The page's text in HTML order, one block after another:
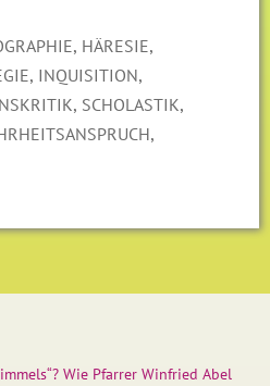
, HÄRESIE,
, INQUISITION,
, SCHOLASTIK,
,
Wie Pfarrer Winfried Abel